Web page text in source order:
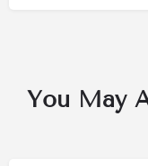
You May